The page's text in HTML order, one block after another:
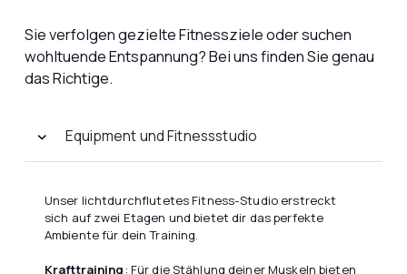
Sie verfolgen gezielte Fitnessziele oder suchen
wohltuende Entspannung? Bei uns finden Sie genau
das Richtige.
Equipment und Fitnessstudio
Unser lichtdurchflutetes Fitness-Studio erstreckt
sich auf zwei Etagen und bietet dir das perfekte
Ambiente für dein Training.
Krafttraining : Für die Stählung deiner Muskeln bieten